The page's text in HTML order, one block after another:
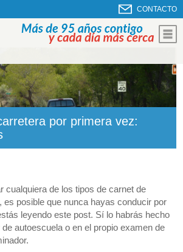
CONTACTO
por primera vez:
cualquiera de los tipos de carnet de
es posible que nunca hayas conducir por
leyendo este post. Sí lo habrás hecho
autoescuela o en el propio examen de